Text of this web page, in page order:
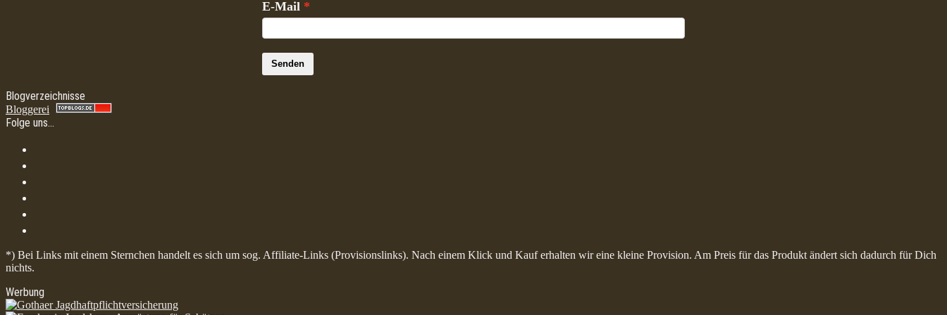
E-Mail
Senden
Blogverzeichnisse
Bloggerei
Folge uns…
*) Bei Links mit einem Sternchen handelt es sich um sog. Affiliate-Links (Provisionslinks). Nach einem Klick und Kauf erhalten wir eine kleine Provision. Am Preis für das Produkt ändert sich dadurch für Dich
nichts.
Werbung